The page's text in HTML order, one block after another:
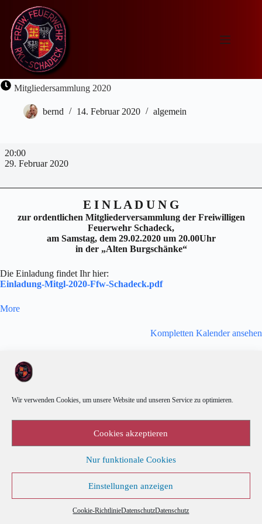
Wir verwenden Cookies, um unsere Website und unseren Service zu optimieren.
Cookies akzeptieren
Nur funktionale Cookies
Einstellungen anzeigen
Cookie-RichtlinieDatenschutzDatenschutz
Inhalt
springen
Mitgliedersammlung 2020
bernd 14. Februar 2020 algemein
Mitgliedersammlung
2020
20:00
29. Februar 2020
E I N L A D U N G
zur ordentlichen Mitgliederversammlung der Freiwilligen
Feuerwehr Schadeck,
am Samstag, dem 29.02.2020 um 20.00Uhr
in der „Alten Burgschänke“
Die Einladung findet Ihr hier:
Einladung-Mitgl-2020-Ffw-Schadeck.pdf
Moreabout
Kompletten Kalender ansehen
Cookie-Richtlinie (EU)
Datenschutz